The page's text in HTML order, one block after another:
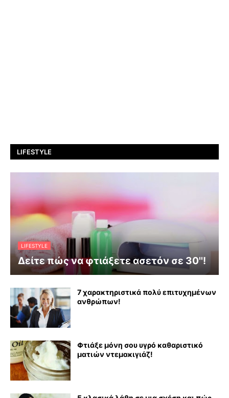
LIFESTYLE
LIFESTYLE
Δείτε πώς να φτιάξετε ασετόν σε 30''!
7 χαρακτηριστικά πολύ επιτυχημένων
ανθρώπων!
Φτιάξε μόνη σου υγρό καθαριστικό
ματιών ντεμακιγιάζ!